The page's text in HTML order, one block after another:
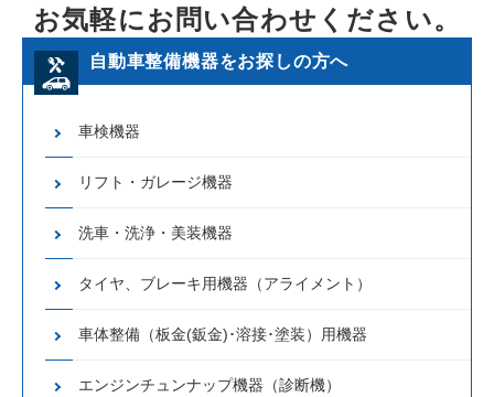
お気軽にお問い合わせください。
自動車整備機器をお探しの方へ
車検機器
リフト・ガレージ機器
洗車・洗浄・美装機器
タイヤ、ブレーキ用機器（アライメント）
車体整備（板金(鈑金)･溶接･塗装）用機器
エンジンチュンナップ機器（診断機）